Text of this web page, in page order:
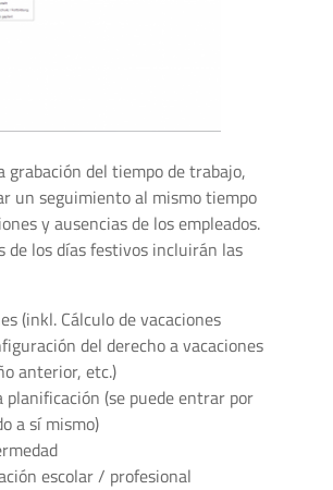
grabación del tiempo de trabajo,
un seguimiento al mismo tiempo
y ausencias de los empleados.
de los días festivos incluirán las
(inkl. Cálculo de vacaciones
del derecho a vacaciones
anterior, etc.)
planificación (se puede entrar por
a sí mismo)
escolar / profesional